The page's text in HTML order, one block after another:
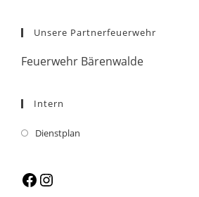
Unsere Partnerfeuerwehr
Feuerwehr Bärenwalde
Intern
Dienstplan